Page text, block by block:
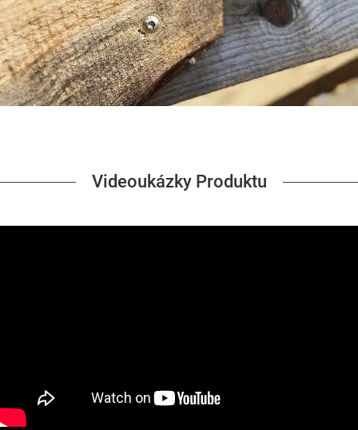
Videoukázky Produktu